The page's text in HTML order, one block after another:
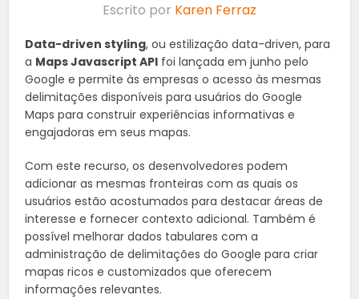
Escrito por Karen Ferraz
Data-driven styling, ou estilização data-driven, para
a Maps Javascript API foi lançada em junho pelo
Google e permite às empresas o acesso às mesmas
delimitações disponíveis para usuários do Google
Maps para construir experiências informativas e
engajadoras em seus mapas.
Com este recurso, os desenvolvedores podem
adicionar as mesmas fronteiras com as quais os
usuários estão acostumados para destacar áreas de
interesse e fornecer contexto adicional. Também é
possível melhorar dados tabulares com a
administração de delimitações do Google para criar
mapas ricos e customizados que oferecem
informações relevantes.